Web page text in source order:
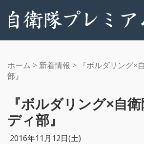
ホーム > 新着情報 > 『ボルダリング×
部』
『ボルダリング×自
ディ部』
2016年11月12日(土)